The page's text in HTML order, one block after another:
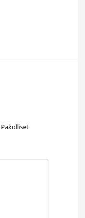
Pakolliset